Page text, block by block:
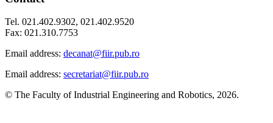
Tel. 021.402.9302, 021.402.9520
Fax: 021.310.7753
Email address: decanat@fiir.pub.ro
Email address: secretariat@fiir.pub.ro
© The Faculty of Industrial Engineering and Robotics, 2026.